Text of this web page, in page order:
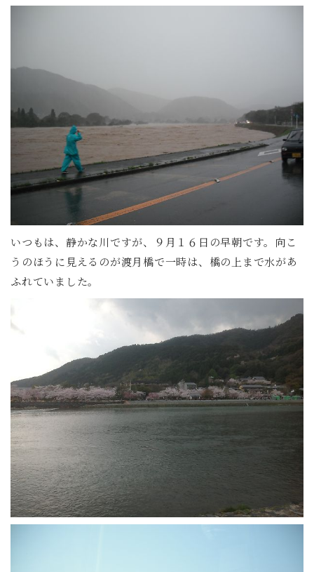
いつもは、静かな川ですが、９月１６日の早朝です。向こ
うのほうに見えるのが渡月橋で一時は、橋の上まで水があ
ふれていました。